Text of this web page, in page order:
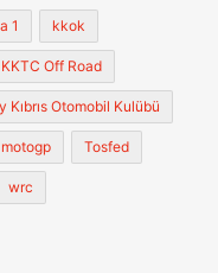
1 kkok
KKTC Off Road
Kıbrıs Otomobil Kulübü
motogp Tosfed
wrc